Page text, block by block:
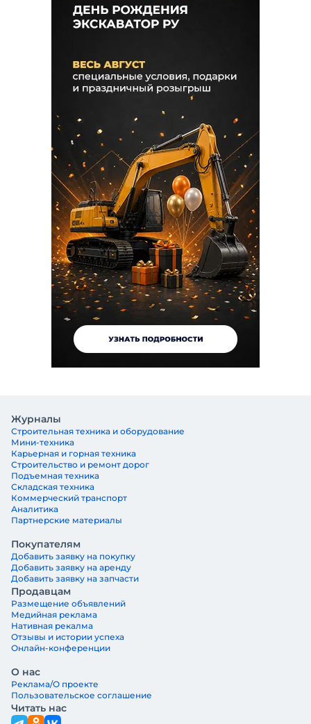
Журналы
Строительная техника и оборудование
Мини-техника
Карьерная и горная техника
Строительство и ремонт дорог
Подъемная техника
Складская техника
Коммерческий транспорт
Аналитика
Партнерские материалы
Покупателям
Добавить заявку на покупку
Добавить заявку на аренду
Добавить заявку на запчасти
Продавцам
Размещение объявлений
Медийная реклама
Нативная рекалма
Отзывы и истории успеха
Онлайн-конференции
О нас
Реклама/О проекте
Пользовательское соглашение
Читать нас